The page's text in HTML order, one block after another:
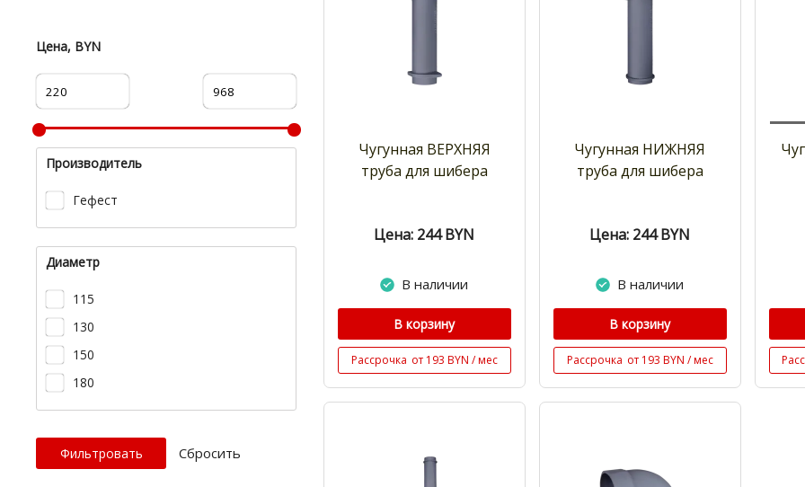
Цена, BYN
Производитель
Гефест
Диаметр
115
130
150
180
Cбросить
Чугунная ВЕРХНЯЯ
труба для шибера
Цена: 244 BYN
В наличии
В корзину
Рассрочка от 193 BYN / мес
Чугунная НИЖНЯЯ
труба для шибера
Цена: 244 BYN
В наличии
В корзину
Рассрочка от 193 BYN / мес